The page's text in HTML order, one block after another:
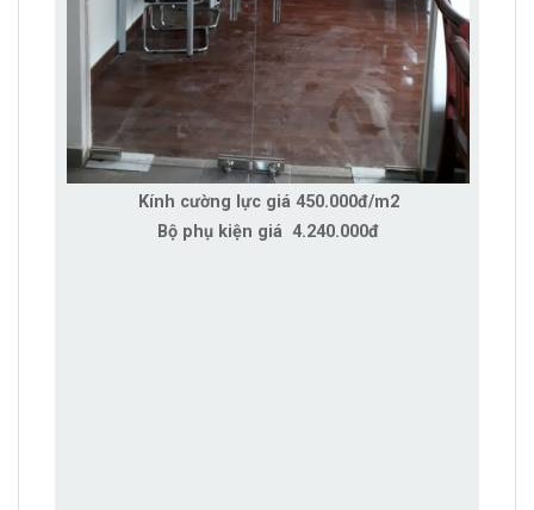
Kính cường lực giá 450.000đ/m2
Bộ phụ kiện giá 4.240.000đ